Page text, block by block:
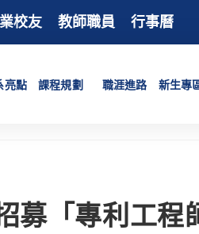
校友 教師職員 行事曆
亮點 課程規劃 職涯進路 新生專
募「專利工